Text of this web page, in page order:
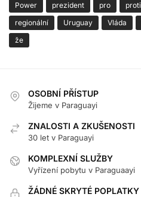
Power
prezident pro proti
regionální
Uruguay Vláda
že
OSOBNÍ PŘÍSTUP
Žijeme v Paraguayi
ZNALOSTI A ZKUŠENOSTI
30 let v Paraguayi
KOMPLEXNÍ SLUŽBY
Vyřízení pobytu v Paraguaayi
ŽÁDNÉ SKRYTÉ POPLATKY